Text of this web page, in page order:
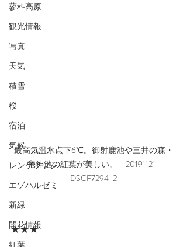
蓼科高原
観光情報
写真
天気
積雪
桜
宿泊
気候
レンゲツツジ
エゾハルゼミ
新緑
開花情報
紅葉
最高気温氷点下6℃。御射鹿池や三井の森・
竜神池の紅葉が美しい。　20191121-
DSCF7294-2
★★★